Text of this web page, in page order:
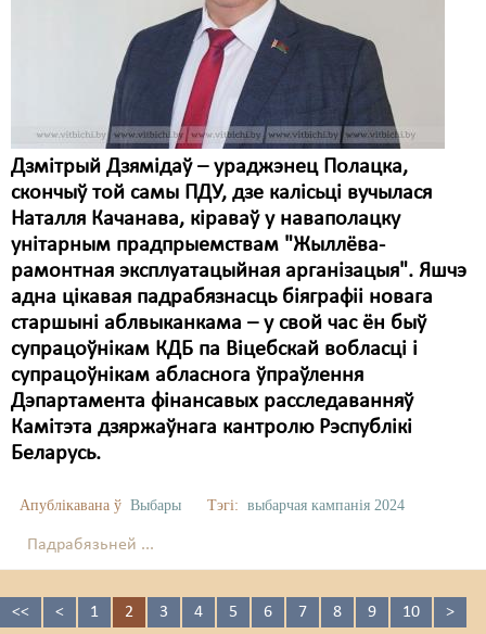
Дзмітрый Дзямідаў – ураджэнец Полацка,
скончыў той самы ПДУ, дзе калісьці вучылася
Наталля Качанава, кіраваў у наваполацку
унітарным прадпрыемствам "Жыллёва-
рамонтная эксплуатацыйная арганізацыя". Яшчэ
адна цікавая падрабязнасць біяграфіі новага
старшыні аблвыканкама – у свой час ён быў
супрацоўнікам КДБ па Віцебскай вобласці і
супрацоўнікам абласнога ўпраўлення
Дэпартамента фінансавых расследаванняў
Камітэта дзяржаўнага кантролю Рэспублікі
Беларусь.
Апублікавана ў Выбары Тэгі: выбарчая кампанія 2024
Падрабязьней ...
<< < 1 2 3 4 5 6 7 8 9 10 >